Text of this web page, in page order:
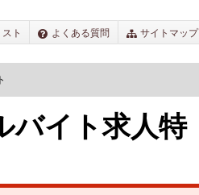
ト よくある質問 サイトマップ
バイト求人特